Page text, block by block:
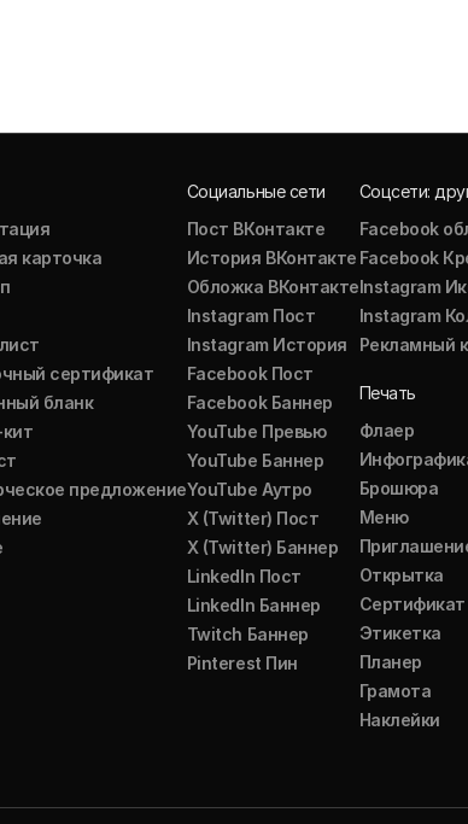
карточка
сертификат
бланк
предложение
Социальные сети
Пост ВКонтакте
История ВКонтакте
Обложка ВКонтакте
Instagram Пост
Instagram История
Facebook Пост
Facebook Баннер
YouTube Превью
YouTube Баннер
YouTube Аутро
X (Twitter) Пост
X (Twitter) Баннер
LinkedIn Пост
LinkedIn Баннер
Twitch Баннер
Pinterest Пин
Соцсети:
Facebook
Facebook
Instagram
Instagram
Рекламный
Печать
Флаер
Брошюра
Меню
Открытка
Сертификат
Этикетка
Планер
Грамота
Наклейки